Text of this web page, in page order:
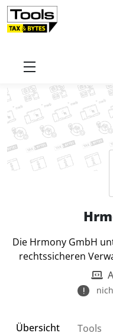
Startseite
Die Hrmony GmbH
rechtssicheren
Übersicht Tools